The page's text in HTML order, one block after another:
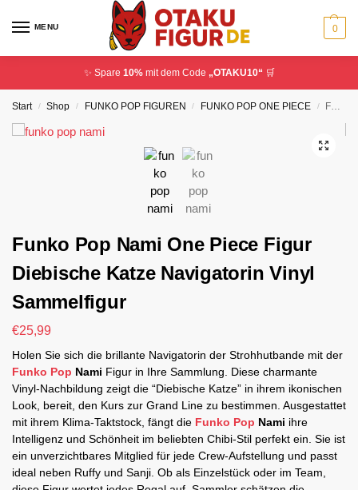
MENU 0
✨ Spare 10%mit dem Code „OTAKU10“ 🛒
Start / Shop / FUNKO POP FIGUREN / FUNKO POP ONE PIECE / Funko Pop Nami One Piece Figur Diebische Katze Navigatorin Vinyl Sammelfigur
Funko Pop Nami One Piece Figur
Diebische Katze Navigatorin Vinyl
Sammelfigur
€25,99
Holen Sie sich die brillante Navigatorin der Strohhutbande mit der
Funko Pop Nami Figur in Ihre Sammlung. Diese charmante
Vinyl-Nachbildung zeigt die “Diebische Katze” in ihrem ikonischen
Look, bereit, den Kurs zur Grand Line zu bestimmen. Ausgestattet
mit ihrem Klima-Taktstock, fängt die Funko Pop Nami ihre
Intelligenz und Schönheit im beliebten Chibi-Stil perfekt ein. Sie ist
ein unverzichtbares Mitglied für jede Crew-Aufstellung und passt
ideal neben Ruffy und Sanji. Ob als Einzelstück oder im Team,